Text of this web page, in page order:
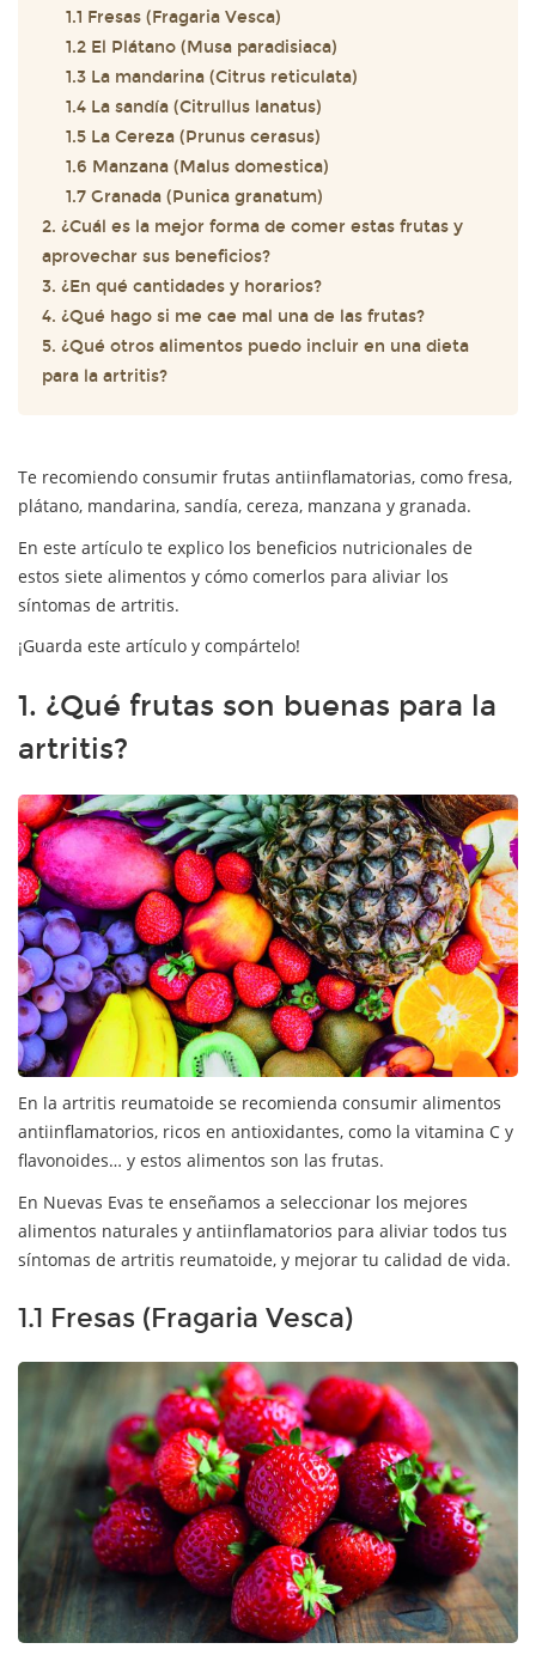
1.1 Fresas (Fragaria Vesca)
1.2 El Plátano (Musa paradisiaca)
1.3 La mandarina (Citrus reticulata)
1.4 La sandía (Citrullus lanatus)
1.5 La Cereza (Prunus cerasus)
1.6 Manzana (Malus domestica)
1.7 Granada (Punica granatum)
2. ¿Cuál es la mejor forma de comer estas frutas y
aprovechar sus beneficios?
3. ¿En qué cantidades y horarios?
4. ¿Qué hago si me cae mal una de las frutas?
5. ¿Qué otros alimentos puedo incluir en una dieta
para la artritis?
Te recomiendo consumir frutas antiinflamatorias, como fresa,
plátano, mandarina, sandía, cereza, manzana y granada.
En este artículo te explico los beneficios nutricionales de
estos siete alimentos y cómo comerlos para aliviar los
síntomas de artritis.
¡Guarda este artículo y compártelo!
1. ¿Qué frutas son buenas para la
artritis?
En la artritis reumatoide se recomienda consumir alimentos
antiinflamatorios, ricos en antioxidantes, como la vitamina C y
flavonoides… y estos alimentos son las frutas.
En Nuevas Evas te enseñamos a seleccionar los mejores
alimentos naturales y antiinflamatorios para aliviar todos tus
síntomas de artritis reumatoide, y mejorar tu calidad de vida.
1.1 Fresas (Fragaria Vesca)